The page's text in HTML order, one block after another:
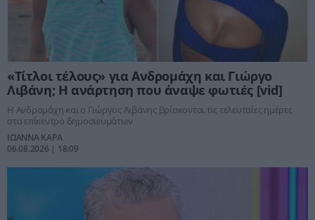
«Τίτλοι τέλους» για Ανδρομάχη και Γιώργο
Λιβάνη; Η ανάρτηση που άναψε φωτιές [vid]
Η Ανδρομάχη και ο Γιώργος Λιβάνης βρίσκονται τις τελευταίες ημέρες
στο επίκεντρο δημοσιευμάτων
ΙΩΑΝΝΑ ΚΑΡΑ
06.08.2026 | 18:09